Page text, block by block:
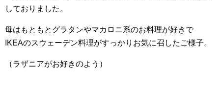
しておりました。
母はもともとグラタンやマカロニ系のお料理が好きで
IKEAのスウェーデン料理がすっかりお気に召したご様子。
（ラザニアがお好きのよう）